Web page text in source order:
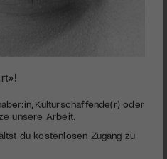
feiert sein 30-jähriges
2022
Kulturschaffende(r) oder
unsere Arbeit.
du kostenlosen Zugang zu